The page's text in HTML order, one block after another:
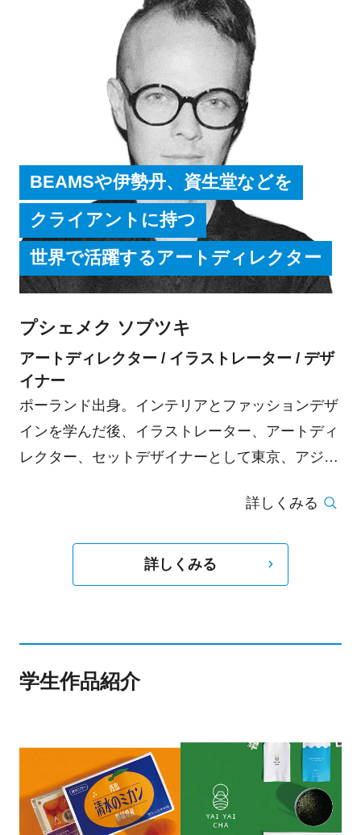
BEAMSや伊勢丹、資生堂などを
クライアントに持つ
世界で活躍するアートディレクター
プシェメク ソブツキ
アートディレクター / イラストレーター / デザ
イナー
ポーランド出身。インテリアとファッションデザ
インを学んだ後、イラストレーター、アートディ
レクター、セットデザイナーとして東京、アジア
にてベストエディトリアル賞受賞。その後、主な
Mikli、Canon、BALLY、VOGUE Japan、Numero
Tokyo、Commons&Sense にイラストレーション
展開している。最近では、ウィンドウディスプレ
いる。また、ウィンドウやポップアップショップ
を含め空間のデザインも手掛けている。2015年に
はAlain Mikli Japon とBeams Internationalウィン
ドウと内装デザインはDSA Japanese Space
詳しくみる
詳しくみる
学生作品紹介